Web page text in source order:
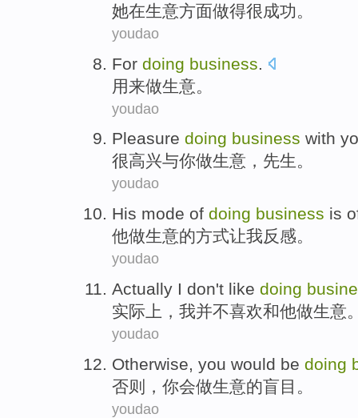
她在生意方面做得很成功。
youdao
For doing business
用来做生意。
youdao
Pleasure doing business with
很高兴与你做生意 ， 先生。
youdao
His mode of doing business is
他做生意的方式让我反感。
youdao
Actually I don't like doing
实际上 ， 我并不喜欢和他做生意
youdao
Otherwise, you would be doing
否则
， 你会做生意的盲目 。
youdao